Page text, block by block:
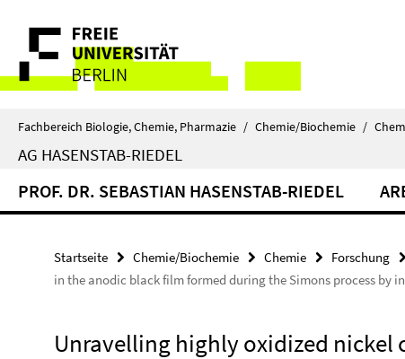
direkt
Inhalt
Service-
Navigation
Fachbereich Biologie, Chemie, Pharmazie / Chemie/Biochemie /
AG HASENSTAB-RIEDEL
PROF. DR. SEBASTIAN HASENSTAB-RIEDEL
Startseite Chemie/Biochemie Chemie Forschung
in the anodic black film formed during the Simons process by
Unravelling highly oxidized nickel